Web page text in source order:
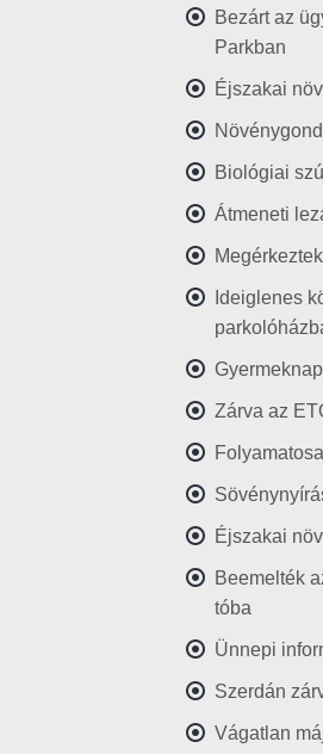
Bezárt az
Parkban
Éjszakai
Biológiai
Átmeneti
Ideiglenes
Zárva az
Éjszakai
Beemelték
tóba
Ünnepi
Szerdán
Vágatlan